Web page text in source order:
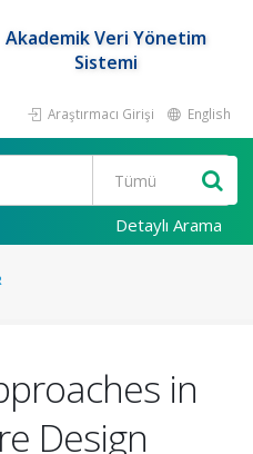
Akademik Veri Yönetim
Sistemi
Araştırmacı Girişi English
Detaylı Arama
in
Design